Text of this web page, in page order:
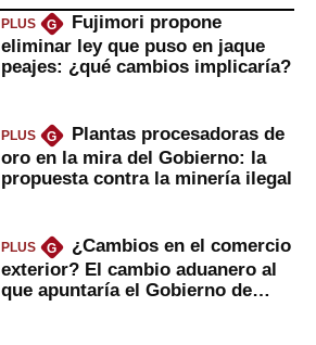
PLUS G
Fujimori propone
eliminar ley que puso en jaque
peajes: ¿qué cambios implicaría?
PLUS G
Plantas procesadoras de
oro en la mira del Gobierno: la
propuesta contra la minería ilegal
PLUS G
¿Cambios en el comercio
exterior? El cambio aduanero al
que apuntaría el Gobierno de